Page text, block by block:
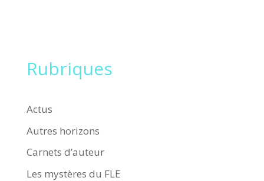
Rubriques
Actus
Autres horizons
Carnets d’auteur
Les mystères du FLE